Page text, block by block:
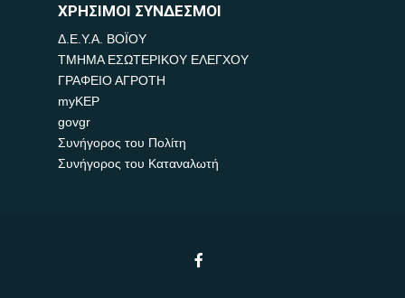
ΧΡΗΣΙΜΟΙ ΣΥΝΔΕΣΜΟΙ
Δ.Ε.Υ.Α. ΒΟΪΟΥ
ΤΜΗΜΑ ΕΣΩΤΕΡΙΚΟΥ ΕΛΕΓΧΟΥ
ΓΡΑΦΕΙΟ ΑΓΡΟΤΗ
myKEP
govgr
Συνήγορος του Πολίτη
Συνήγορος του Καταναλωτή